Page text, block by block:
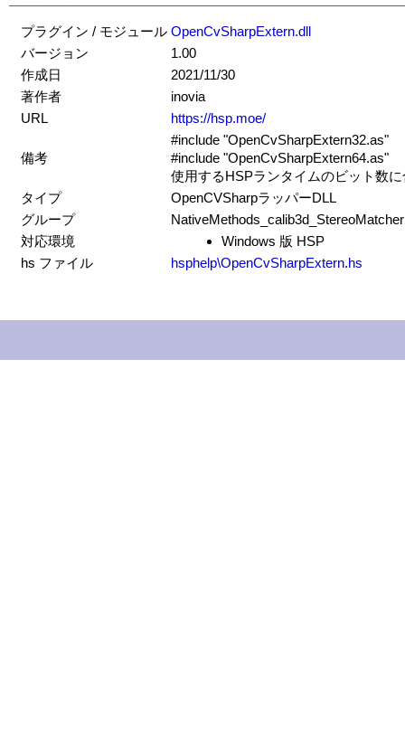
プラグイン / モジュール OpenCvSharpExtern.dll
バージョン
1.00
作成日
2021/11/30
著作者
inovia
URL
https://hsp.moe/
備考
#include "OpenCvSharpExtern32.as"
#include "OpenCvSharpExtern64.as"
使用するHSPランタイムのビット数
タイプ
OpenCVSharpラッパーDLL
グループ
NativeMethods_calib3d_StereoMatcher
対応環境
Windows 版 HSP
hs ファイル
hsphelp\OpenCvSharpExtern.hs